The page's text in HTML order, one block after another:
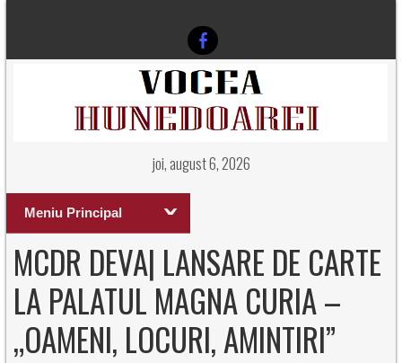
joi, august 6, 2026
Meniu Principal
MCDR DEVA| LANSARE DE CARTE
LA PALATUL MAGNA CURIA –
„OAMENI, LOCURI, AMINTIRI”